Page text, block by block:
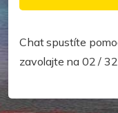
Chat spustíte
zavolajte na 02 /